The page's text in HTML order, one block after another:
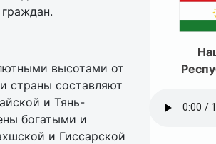
высотами от
страны составляют
и Тянь-
богатыми и
и Гиссарской